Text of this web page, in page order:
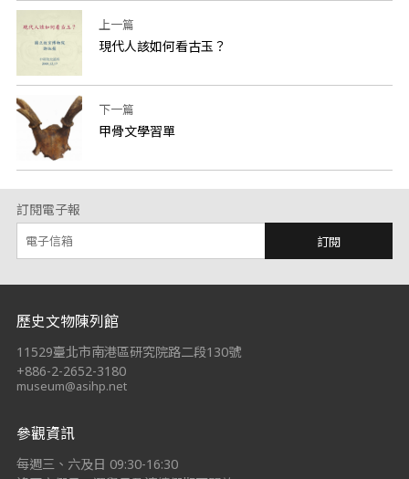
上一篇
現代人該如何看古玉？
下一篇
甲骨文學習單
訂閱電子報
訂閱
:::
歷史文物陳列館
11529臺北市南港區研究院路二段130號
+886-2-2652-3180
museum@asihp.net
參觀資訊
每週三、六及日 09:30-16:30